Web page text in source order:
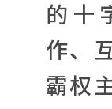
的十
作、
霸权